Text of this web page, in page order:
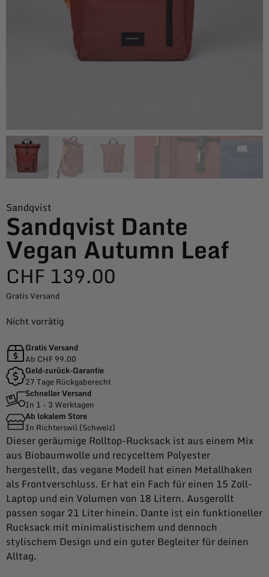
Sandqvist
Sandqvist Dante
Vegan Autumn Leaf
CHF 139.00
Gratis Versand
Nicht vorrätig
Gratis Versand
Ab CHF 99.00
Geld-zurück-Garantie
27 Tage Rückgaberecht
Schneller Versand
In 1 - 3 Werktagen
Ab lokalem Store
In Richterswil (Schweiz)
Dieser geräumige Rolltop-Rucksack ist aus einem Mix
aus Biobaumwolle und recyceltem Polyester
hergestellt, das vegane Modell hat einen Metallhaken
als Frontverschluss. Er hat ein Fach für einen 15 Zoll-
Laptop und ein Volumen von 18 Litern. Ausgerollt
passen sogar 21 Liter hinein. Dante ist ein funktioneller
Rucksack mit minimalistischem und dennoch
stylischem Design und ein guter Begleiter für deinen
Alltag.